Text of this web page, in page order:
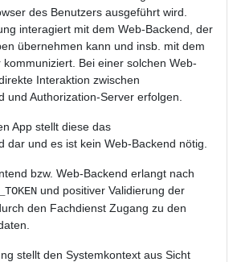
des Benutzers ausgeführt wird.
interagiert mit dem Web-Backend, der
übernehmen kann und insb. mit dem
Bei einer solchen Web-
Interaktion zwischen
und Authorization-Server erfolgen.
App stellt diese das
dar und es ist kein Web-Backend nötig.
bzw. Web-Backend erlangt nach
und positiver Validierung der
den Fachdienst Zugang zu den
stellt den Systemkontext aus Sicht